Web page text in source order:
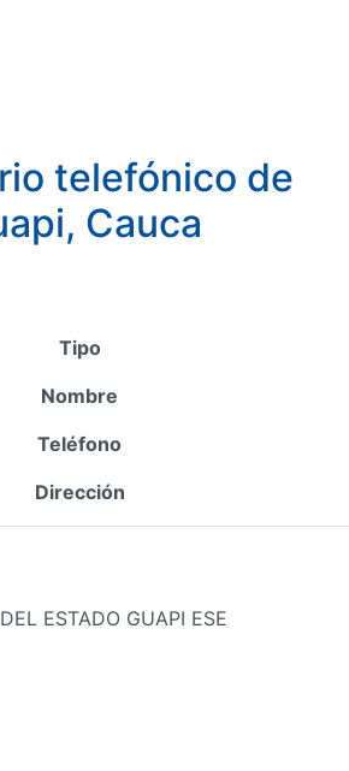
telefónico de
Cauca
Tipo
Nombre
Teléfono
Dirección
ESTADO GUAPI ESE